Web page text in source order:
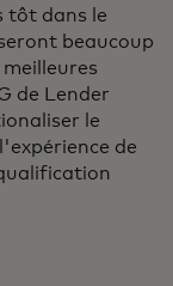
tôt dans le
beaucoup
de Lender
le
de